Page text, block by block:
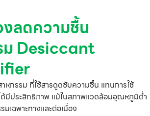
งลดความชื้น
ม Desiccant
หกรรม ที่ใช้สารดูดซับความชื้น แทนการใช้
ด้มีประสิทธิภาพ แม้ในสภาพแวดล้อมอุณหภูมิต่ำ
เฉพาะทางและต่อเนื่อง